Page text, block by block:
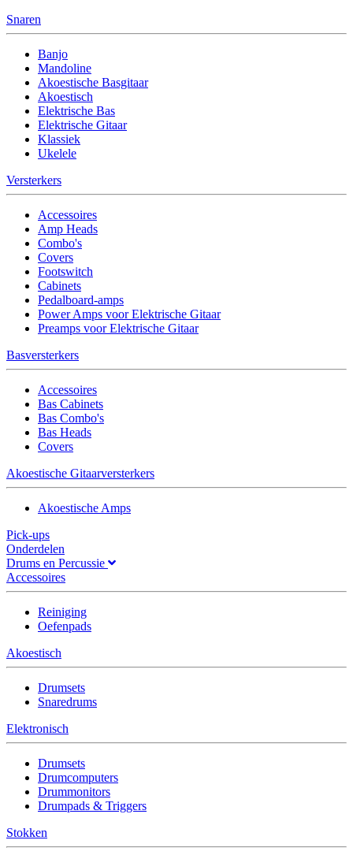
Snaren
Banjo
Mandoline
Akoestische Basgitaar
Akoestisch
Elektrische Bas
Elektrische Gitaar
Klassiek
Ukelele
Versterkers
Accessoires
Amp Heads
Combo's
Covers
Footswitch
Cabinets
Pedalboard-amps
Power Amps voor Elektrische Gitaar
Preamps voor Elektrische Gitaar
Basversterkers
Accessoires
Bas Cabinets
Bas Combo's
Bas Heads
Covers
Akoestische Gitaarversterkers
Akoestische Amps
Pick-ups
Onderdelen
Drums en Percussie
Accessoires
Reiniging
Oefenpads
Akoestisch
Drumsets
Snaredrums
Elektronisch
Drumsets
Drumcomputers
Drummonitors
Drumpads & Triggers
Stokken